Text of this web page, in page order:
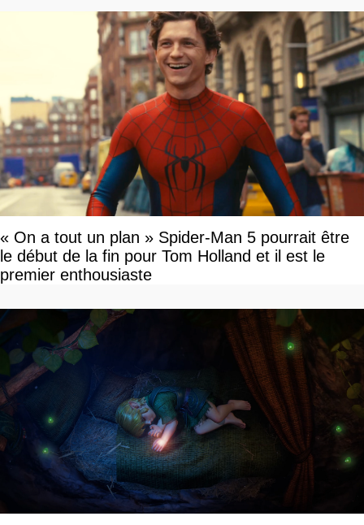
« On a tout un plan » Spider-Man 5 pourrait être
le début de la fin pour Tom Holland et il est le
premier enthousiaste